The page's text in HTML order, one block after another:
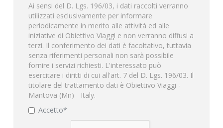
Ai sensi del D. Lgs. 196/03, i dati raccolti verranno
utilizzati esclusivamente per informare
periodicamente in merito alle attività ed alle
iniziative di Obiettivo Viaggi e non verranno diffusi a
terzi. Il conferimento dei dati è facoltativo, tuttavia
senza riferimenti personali non sarà possibile
fornire i servizi richiesti. L'interessato può
esercitare i diritti di cui all'art. 7 del D. Lgs. 196/03. Il
titolare del trattamento dati è Obiettivo Viaggi -
Mantova (Mn) - Italy.
Accetto*